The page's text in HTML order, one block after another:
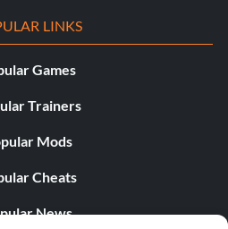
LINKS
Games
Trainers
Mods
Cheats
News